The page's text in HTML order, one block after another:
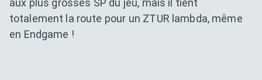
aux plus grosses SP du jeu, mais il tient
totalement la route pour un ZTUR lambda, même
en Endgame !